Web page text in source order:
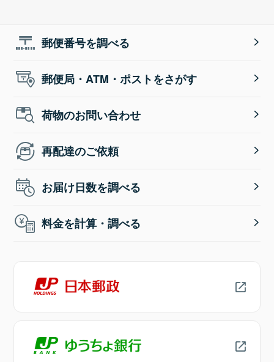
郵便番号を調べる
郵便局・ATM・ポストをさがす
荷物のお問い合わせ
再配達のご依頼
お届け日数を調べる
料金を計算・調べる